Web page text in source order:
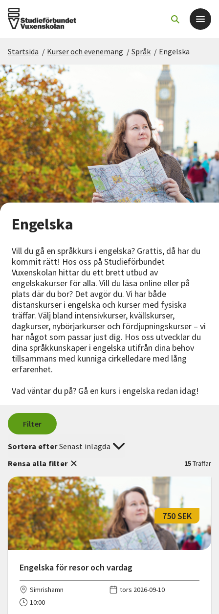
Det här gör vi
För dig som
Sök kurser och evenemang
Om SV
Starta studiecirkel
Cirkelledare
Nyheter
Avdelningar
Lyssna
Startsida / Kurser och evenemang / Språk / Engelska
Engelska
Vill du gå en språkkurs i engelska? Grattis, då har du
kommit rätt! Hos oss på Studieförbundet
Vuxenskolan hittar du ett brett utbud av
engelskakurser för alla. Vill du läsa online eller på
plats där du bor? Det avgör du. Vi har både
distanskurser i engelska och kurser med fysiska
träffar. Välj bland intensivkurser, kvällskurser,
dagkurser, nybörjarkurser och fördjupningskurser – vi
har något som passar just dig. Hos oss utvecklar du
dina språkkunskaper i engelska utifrån dina behov
tillsammans med kunniga cirkelledare med lång
erfarenhet.
Vad väntar du på? Gå en kurs i engelska redan idag!
Filter
15Träffar
Sortera efterSenast inlagda
Rensa alla filter
Engelska för resor och vardag
750 SEK
Simrishamn
tors 2026-09-10
10:00